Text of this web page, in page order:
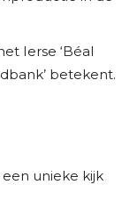
Ierse ‘Béal
betekent.
unieke kijk